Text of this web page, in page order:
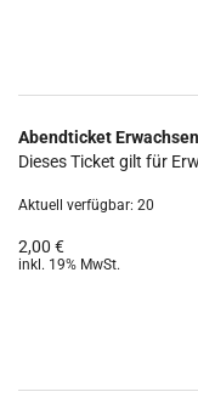
Abendticket
Dieses Ticket gilt für
Aktuell verfügbar: 20
2,00 €
inkl. 19% MwSt.